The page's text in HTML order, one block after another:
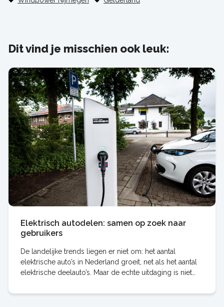
Dit vind je misschien ook leuk:
Elektrisch autodelen: samen op zoek naar
gebruikers
De landelijke trends liegen er niet om: het aantal
elektrische auto’s in Nederland groeit, net als het aantal
elektrische deelauto’s. Maar de echte uitdaging is niet